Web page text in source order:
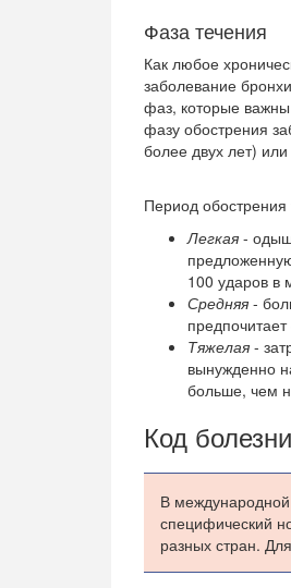
Фаза течения
Как любое
заболевание
фаз, которые
фазу обострения
более двух лет) или
Период обострения
Легкая -
100 ударов в
Средняя -
Тяжелая -
вынужденно
больше, чем
Код
В
специфический
разных стран.